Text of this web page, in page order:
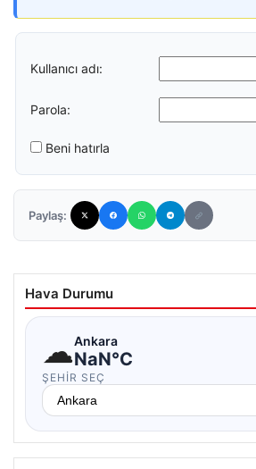
Kullanıcı adı:
Parola:
Beni hatırla
Paylaş:
Hava Durumu
☁Ankara
NaN°C
ŞEHIR SEÇ